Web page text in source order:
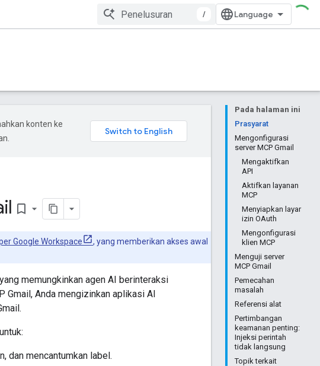
/
Pada halaman ini
Prasyarat
Mengonfigurasi
server MCP Gmail
Mengaktifkan
API
Aktifkan layanan
MCP
Menyiapkan layar
izin OAuth
Mengonfigurasi
klien MCP
Menguji server
MCP Gmail
Pemecahan
masalah
Referensi alat
Pertimbangan
keamanan penting:
Injeksi perintah
tidak langsung
Topik terkait
konten ke
bookmark_border
Google Workspace
, yang memberikan akses awal
memungkinkan agen AI berinteraksi
Gmail, Anda mengizinkan aplikasi AI
dan mencantumkan label.